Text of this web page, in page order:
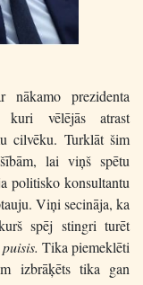
nākamo prezidenta
kuri vēlējās atrast
cilvēku. Turklāt šim
lai viņš spētu
politisko konsultantu
Viņi secināja, ka
spēj stingri turēt
Tika piemeklēti
izbrāķēts tika gan